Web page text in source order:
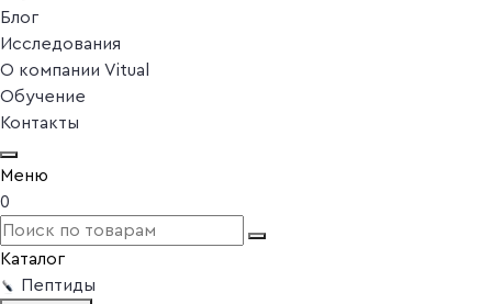
Блог
Исследования
О компании Vitual
Обучение
Контакты
Меню
0
Каталог
Пептиды